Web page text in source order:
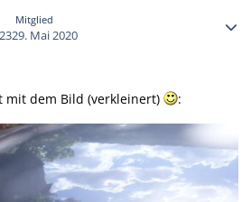
Mitglied
29. Mai 2020
mit dem Bild (verkleinert) :